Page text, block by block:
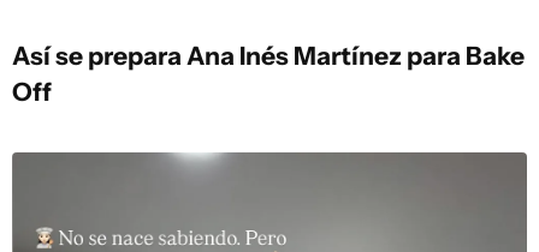
Así se prepara Ana Inés Martínez para Bake
Off